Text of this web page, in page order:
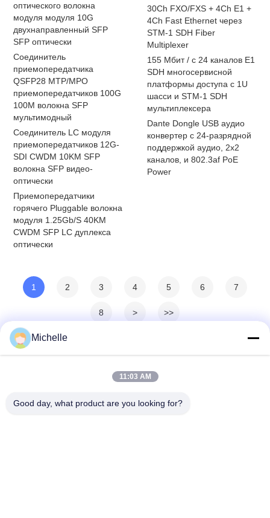
оптического волокна
модуля модуля 10G
двухнаправленный SFP
SFP оптически
Соединитель
приемопередатчика
QSFP28 MTP/MPO
приемопередатчиков 100G
100M волокна SFP
мультимодный
Соединитель LC модуля
приемопередатчиков 12G-
SDI CWDM 10KM SFP
волокна SFP видео-
оптически
Приемопередатчики
горячего Pluggable волокна
модуля 1.25Gb/S 40KM
CWDM SFP LC дуплекса
оптически
30Ch FXO/FXS + 4Ch E1 +
4Ch Fast Ethernet через
STM-1 SDH Fiber
Multiplexer
155 Мбит / с 24 каналов E1
SDH многосервисной
платформы доступа с 1U
шасси и STM-1 SDH
мультиплексера
Dante Dongle USB аудио
конвертер с 24-разрядной
поддержкой аудио, 2x2
каналов, и 802.3af PoE
Power
1 2 3 4 5 6 7
8 > >>
Michelle
11:03 AM
Good day, what product are you looking for?